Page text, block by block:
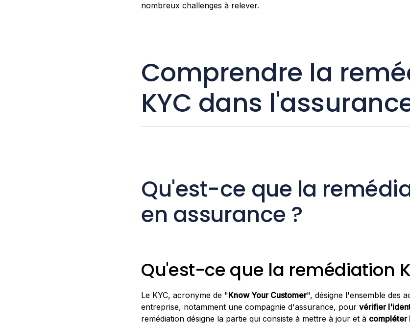
nombreux challenges à relever.
Comprendre la
KYC dans
Qu'est-ce que la
en assurance ?
Qu'est-ce que la remédiation
Le KYC, acronyme de "Know Your Customer", désigne l'ensemble des
entreprise, notamment une compagnie d'assurance, pour vérifier
remédiation désigne la partie qui consiste à mettre à jour et à compléter